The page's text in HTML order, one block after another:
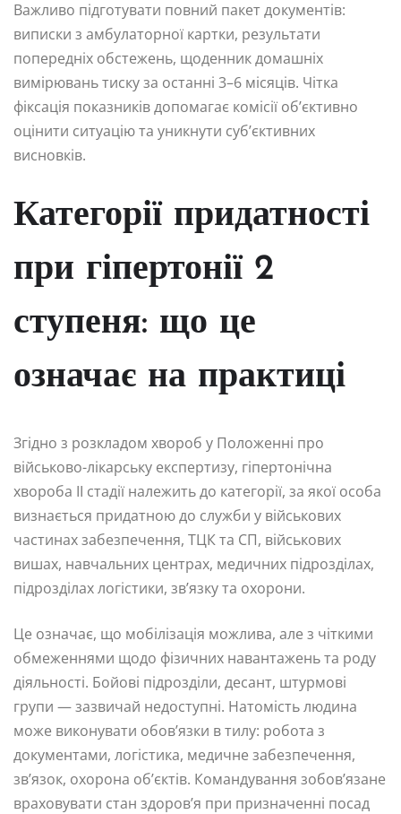
Важливо підготувати повний пакет документів:
виписки з амбулаторної картки, результати
попередніх обстежень, щоденник домашніх
вимірювань тиску за останні 3–6 місяців. Чітка
фіксація показників допомагає комісії об’єктивно
оцінити ситуацію та уникнути суб’єктивних
висновків.
Категорії придатності
при гіпертонії 2
ступеня: що це
означає на практиці
Згідно з розкладом хвороб у Положенні про
військово-лікарську експертизу, гіпертонічна
хвороба II стадії належить до категорії, за якої особа
визнається придатною до служби у військових
частинах забезпечення, ТЦК та СП, військових
вишах, навчальних центрах, медичних підрозділах,
підрозділах логістики, зв’язку та охорони.
Це означає, що мобілізація можлива, але з чіткими
обмеженнями щодо фізичних навантажень та роду
діяльності. Бойові підрозділи, десант, штурмові
групи — зазвичай недоступні. Натомість людина
може виконувати обов’язки в тилу: робота з
документами, логістика, медичне забезпечення,
зв’язок, охорона об’єктів. Командування зобов’язане
враховувати стан здоров’я при призначенні посад